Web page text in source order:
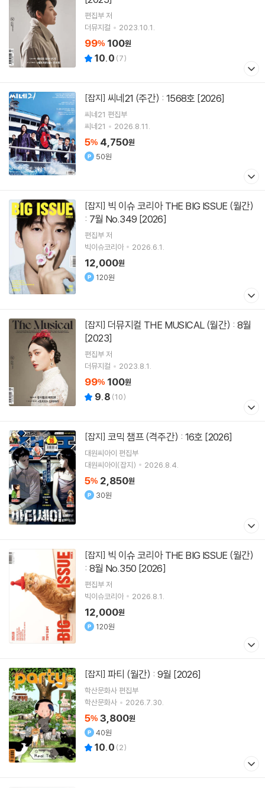
편집부 저
더뮤지컬
2023.10.1.
99% 100원
10.0 (7)
[잡지] 씨네21 (주간) : 1568호 [2026]
씨네21 편집부
씨네21
2026.8.11.
5% 4,750원
50원
[잡지]
: 7월 No.349 [2026]
편집부 저
빅이슈코리아
2026.6.1.
12,000원
120원
[잡지]
[2023]
편집부 저
더뮤지컬
2023.8.1.
99% 100원
9.8 (10)
[잡지] 코믹 챔프 (격주간) : 16호 [2026]
대원씨아이 편집부
대원씨아이(잡지)
2026.8.4.
5% 2,850원
30원
[잡지]
: 8월 No.350 [2026]
편집부 저
빅이슈코리아
2026.8.1.
12,000원
120원
[잡지] 파티 (월간) : 9월 [2026]
학산문화사 편집부
학산문화사
2026.7.30.
5% 3,800원
40원
10.0 (2)